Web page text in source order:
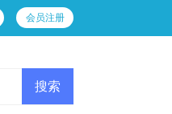
会员注册